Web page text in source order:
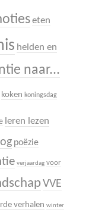
eten
helden en
naar...
koken koningsdag
leren lezen
poëzie
verjaardag voor
VVE
verhalen winter